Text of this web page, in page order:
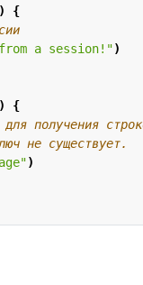
)
{
a session!")
)
{
получения
не существует.
)